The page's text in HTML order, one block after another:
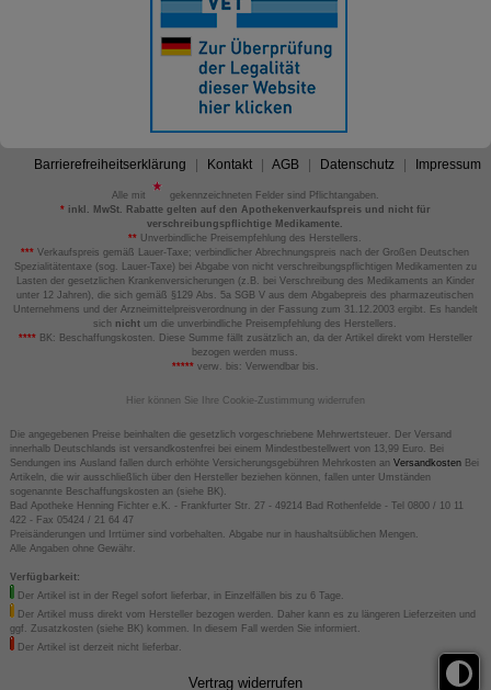
Barrierefreiheitserklärung Kontakt AGB Datenschutz Impressum
Alle mit
gekennzeichneten Felder sind Pflichtangaben.
*inkl. MwSt. Rabatte gelten auf den Apothekenverkaufspreis und nicht für
verschreibungspflichtige Medikamente.
** Unverbindliche Preisempfehlung des Herstellers.
*** Verkaufspreis gemäß Lauer-Taxe; verbindlicher Abrechnungspreis nach der Großen Deutschen
Spezialitätentaxe (sog. Lauer-Taxe) bei Abgabe von nicht verschreibungspflichtigen Medikamenten zu
Lasten der gesetzlichen Krankenversicherungen (z.B. bei Verschreibung des Medikaments an Kinder
unter 12 Jahren), die sich gemäß §129 Abs. 5a SGB V aus dem Abgabepreis des pharmazeutischen
Unternehmens und der Arzneimittelpreisverordnung in der Fassung zum 31.12.2003 ergibt. Es handelt
sich nicht um die unverbindliche Preisempfehlung des Herstellers.
****BK: Beschaffungskosten. Diese Summe fällt zusätzlich an, da der Artikel direkt vom Hersteller
bezogen werden muss.
*****verw. bis: Verwendbar bis.
Hier können Sie Ihre Cookie-Zustimmung widerrufen
Die angegebenen Preise beinhalten die gesetzlich vorgeschriebene Mehrwertsteuer. Der Versand
innerhalb Deutschlands ist versandkostenfrei bei einem Mindestbestellwert von 13,99 Euro. Bei
Sendungen ins Ausland fallen durch erhöhte Versicherungsgebühren Mehrkosten an VersandkostenBei
Artikeln, die wir ausschließlich über den Hersteller beziehen können, fallen unter Umständen
sogenannte Beschaffungskosten an (siehe BK).
Bad Apotheke Henning Fichter e.K. - Frankfurter Str. 27 - 49214 Bad Rothenfelde - Tel 0800 / 10 11
422 - Fax 05424 / 21 64 47
Preisänderungen und Irrtümer sind vorbehalten. Abgabe nur in haushaltsüblichen Mengen.
Alle Angaben ohne Gewähr.
Verfügbarkeit:
Der Artikel ist in der Regel sofort lieferbar, in Einzelfällen bis zu 6 Tage.
Der Artikel muss direkt vom Hersteller bezogen werden. Daher kann es zu längeren Lieferzeiten und
ggf. Zusatzkosten (siehe BK) kommen. In diesem Fall werden Sie informiert.
Der Artikel ist derzeit nicht lieferbar.
Vertrag widerrufen